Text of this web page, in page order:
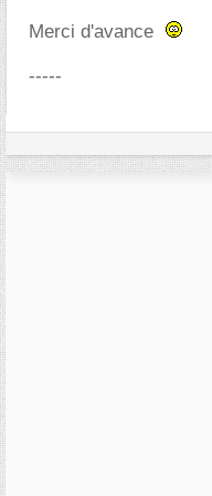
Merci d'avance
-----